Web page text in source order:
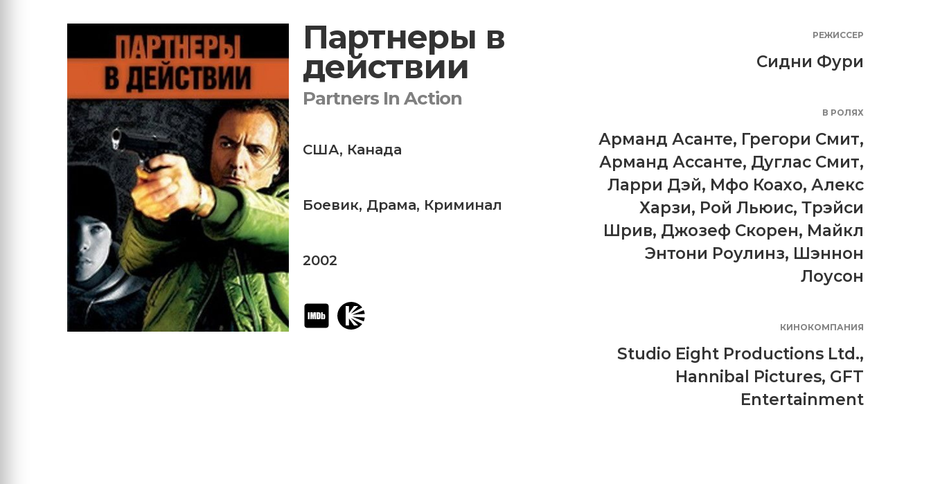
Партнеры в
действии
Partners In Action
США, Канада
Боевик, Драма, Криминал
2002
РЕЖИССЕР
Сидни Фури
В РОЛЯХ
Арманд Асанте, Грегори Смит,
Арманд Ассанте, Дуглас Смит,
Ларри Дэй, Мфо Коахо, Алекс
Харзи, Рой Льюис, Трэйси
Шрив, Джозеф Скорен, Майкл
Энтони Роулинз, Шэннон
Лоусон
КИНОКОМПАНИЯ
Studio Eight Productions Ltd.,
Hannibal Pictures, GFT
Entertainment